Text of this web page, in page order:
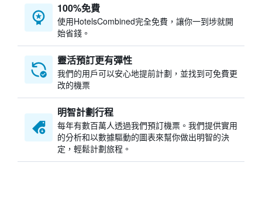
100%免費
​使用HotelsCombined​完全免費，讓你一到埗就開
始省錢。
靈活預訂更有彈性
我們的用戶可以安心地提前計劃，並找到可免費更
改的機票
明智計劃行程
每年有數百萬人透過我們預訂機票。我們提供實用
的分析和以數據驅動的圖表來幫你做出明智的決
定，輕鬆計劃旅程。